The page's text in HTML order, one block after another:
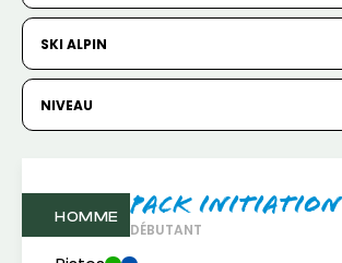
SKI ALPIN
NIVEAU
HOMME Pack Initiation
DÉBUTANT